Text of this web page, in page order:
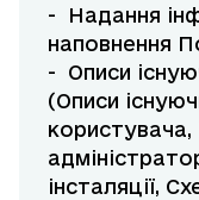
- Надання
наповнення
- Описи
(Описи
користувача,
інсталяції,